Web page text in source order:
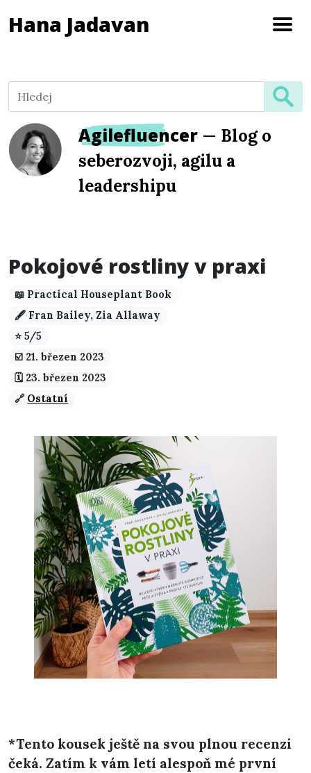
Hana Jadavan
Agilefluencer — Blog o
seberozvoji, agilu a
leadershipu
Pokojové rostliny v praxi
📖 Practical Houseplant Book
🖋️ Fran Bailey, Zia Allaway
⭐ 5/5
☑️️ 21. březen 2023
🗓️ 23. březen 2023
🔗 Ostatní
*Tento kousek ještě na svou plnou recenzi
čeká. Zatím k vám letí alespoň mé první